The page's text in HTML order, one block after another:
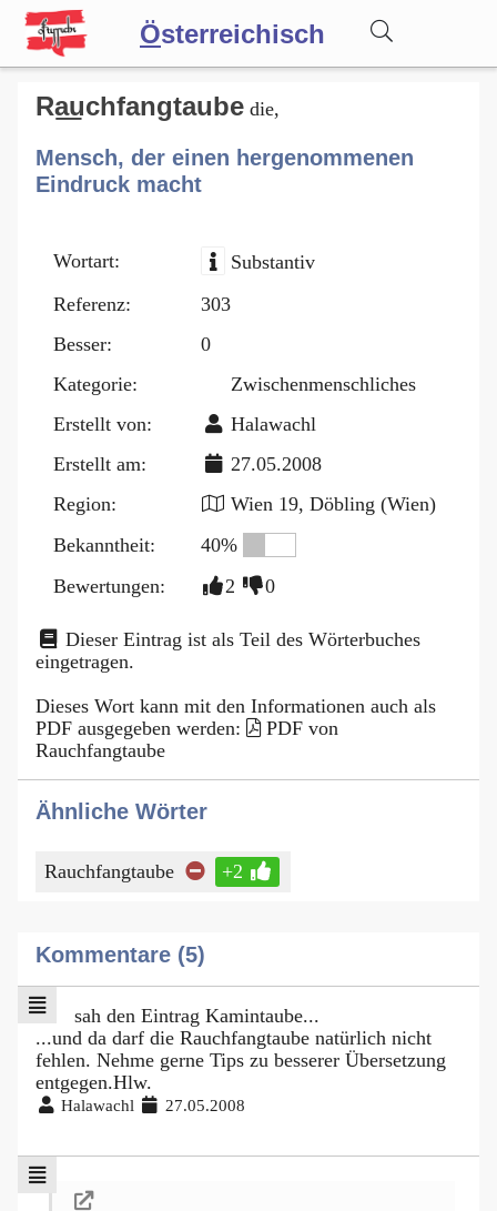
Österreichisch
Wörterbuch
Forum
Ra͟uchfangtaube die,
Mensch, der einen hergenommenen
Eindruck macht
Wortart:
Substantiv
Referenz:
303
Besser:
0
Kategorie:
Zwischenmenschliches
Erstellt von:
Halawachl
Erstellt am:
27.05.2008
Region:
Wien 19, Döbling (Wien)
Bekanntheit:
40%
Bewertungen:
2 0
Dieser Eintrag ist als Teil des Wörterbuches
eingetragen.
Dieses Wort kann mit den Informationen auch als
PDF ausgegeben werden:
PDF von
Rauchfangtaube
Ähnliche Wörter
Rauchfangtaube +2
Kommentare (5)
sah den Eintrag Kamintaube...
...und da darf die Rauchfangtaube natürlich nicht
fehlen. Nehme gerne Tips zu besserer Übersetzung
entgegen.Hlw.
Halawachl 27.05.2008